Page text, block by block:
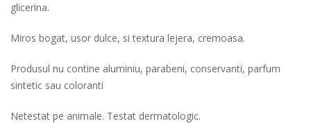
glicerina.
Miros bogat, usor dulce, si textura lejera, cremoasa.
Produsul nu contine aluminiu, parabeni, conservanti, parfum
sintetic sau coloranti
Netestat pe animale. Testat dermatologic.